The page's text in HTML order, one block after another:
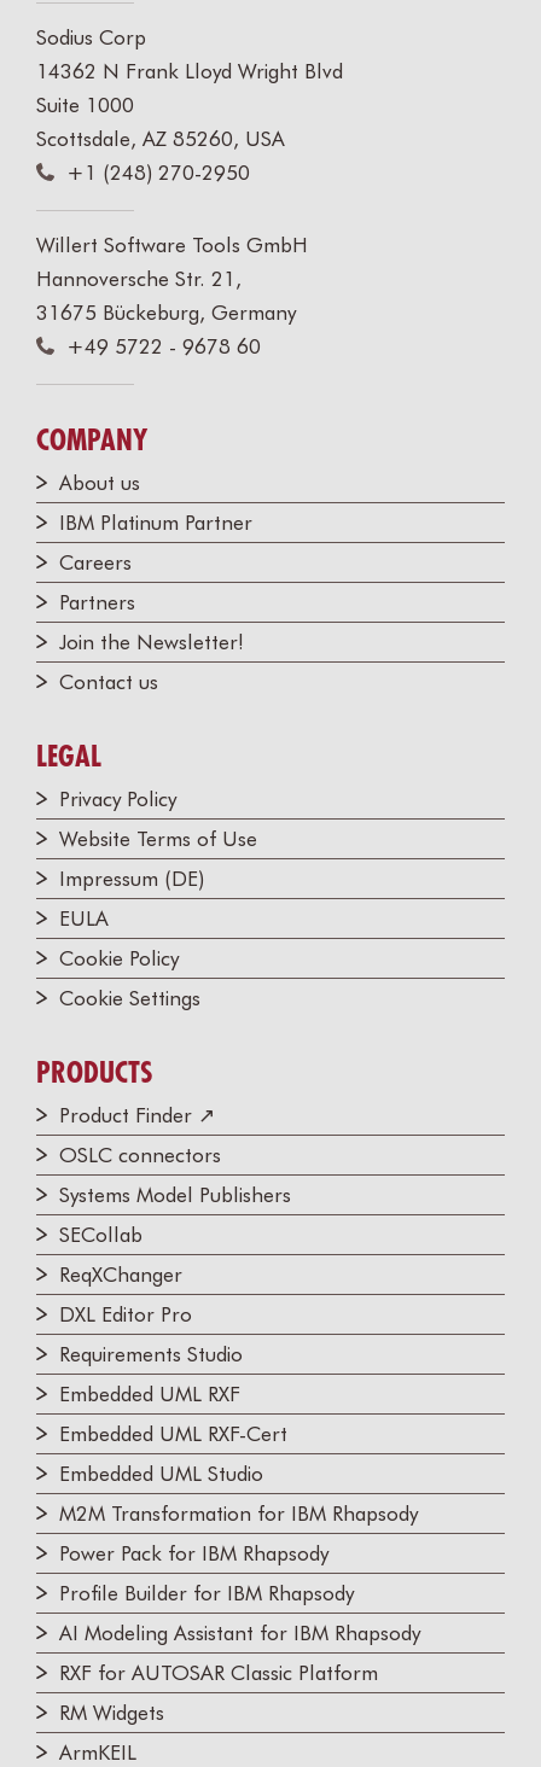
Sodius Corp
14362 N Frank Lloyd Wright Blvd
Suite 1000
Scottsdale, AZ 85260, USA
+1 (248) 270-2950
Willert Software Tools GmbH
Hannoversche Str. 21,
31675 Bückeburg, Germany
+49 5722 - 9678 60
COMPANY
About us
IBM Platinum Partner
Careers
Partners
Join the Newsletter!
Contact us
LEGAL
Privacy Policy
Website Terms of Use
Impressum (DE)
EULA
Cookie Policy
Cookie Settings
PRODUCTS
Product Finder ↗
OSLC connectors
Systems Model Publishers
SECollab
ReqXChanger
DXL Editor Pro
Requirements Studio
Embedded UML RXF
Embedded UML RXF-Cert
Embedded UML Studio
M2M Transformation for IBM Rhapsody
Power Pack for IBM Rhapsody
Profile Builder for IBM Rhapsody
AI Modeling Assistant for IBM Rhapsody
RXF for AUTOSAR Classic Platform
RM Widgets
ArmKEIL